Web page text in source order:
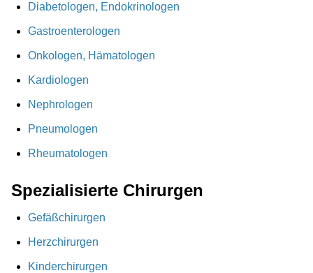
Diabetologen, Endokrinologen
Gastroenterologen
Onkologen, Hämatologen
Kardiologen
Nephrologen
Pneumologen
Rheumatologen
Spezialisierte Chirurgen
Gefäßchirurgen
Herzchirurgen
Kinderchirurgen